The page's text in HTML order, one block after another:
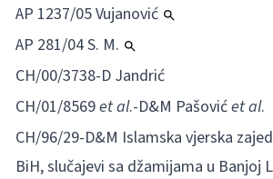
AP 1237/05 Vujanović
AP 281/04 S. M.
CH/00/3738-D Jandrić
CH/01/8569et al.-D&M Pašovićet al.
CH/96/29-D&M Islamska vjerska
BiH, slučajevi sa džamijama u Banjoj